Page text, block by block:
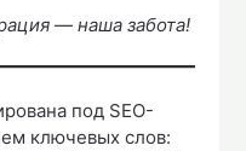
— наша забота!
под SEO-
ключевых слов: